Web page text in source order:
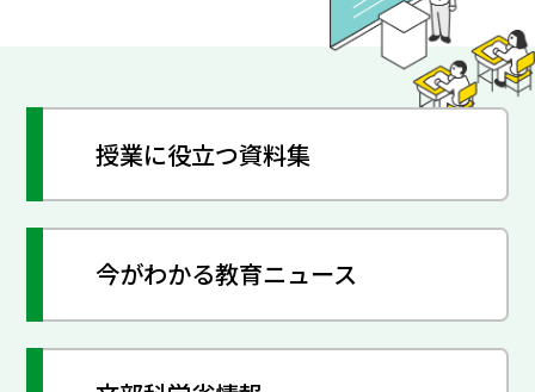
授業に役立つ資料集
今がわかる教育ニュース